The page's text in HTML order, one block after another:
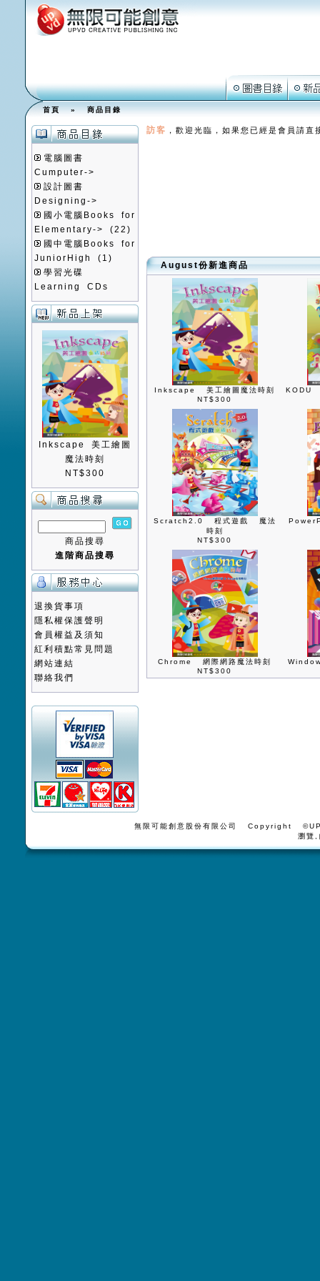
首頁»商品目錄
電腦圖書
Cumputer->
設計圖書
Designing->
國小電腦Books for
Elementary->
(22)
國中電腦Books for
JuniorHigh
(1)
學習光碟
Learning CDs
Inkscape 美工繪圖
魔法時刻
NT$300
商品搜尋
進階商品搜尋
退換貨事項
隱私權保護聲明
會員權益及須知
紅利積點常見問題
網站連結
聯絡我們
訪客 ，歡迎光臨，如果您已經是會員請直
August份新進商品
Inkscape 美工繪圖魔法時刻
NT$300
KODU
Scratch2.0 程式遊戲 魔法
時刻
NT$300
Chrome 網際網路魔法時刻
NT$300
無限可能創意股份有限公司 Copyright
瀏